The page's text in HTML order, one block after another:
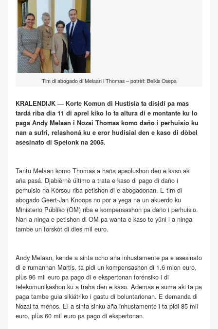
Tim di abogado di Melaan i Thomas – potrèt: Belkis Osepa
KRALENDIJK — Korte Komun di Hustisia ta disidí pa mas
tardá riba dia 11 di aprel kiko lo ta altura di e montante ku lo
paga Andy Melaan i Nozai Thomas komo daño i perhuisio ku
nan a sufri, relashoná ku e eror hudisial den e kaso di dòbel
asesinato di Spelonk na 2005.
Tantu Melaan komo Thomas a haña apsolushon den e kaso aki
aña pasá. Djabièrnè último a trata e kaso di pago di daño i
perhuisio na Kòrsou riba petishon di e abogadonan. E tim di
abogado Geert-Jan Knoops no por a yega na un akuerdo ku
Ministerio Públiko (OM) riba e kompensashon pa daño i perhuisio.
Nan a ninga e petishon di OM pa wanta e kaso te yüni i a ninga
tambe un forskòt di dies mil euro.
Andy Melaan, kende a sinta ocho aña inhustamente pa e asesinato
di e rumannan Martis, ta pidi un kompensashon di 1.6 mion euro,
plùs 96 mil euro pa pago di e ekspertonan forénsiko i di
telekomunikashon ku a traha den e kaso. Ademas e suma aki ta pa
paga tambe guia sikiátriko i gastu di boluntarionan. E demanda di
Nozai ta ménos. El a sinta sinku aña inhustamente i ta pidi 85 mil
euro, plùs 60 mil euro pa pago di ekspertonan.